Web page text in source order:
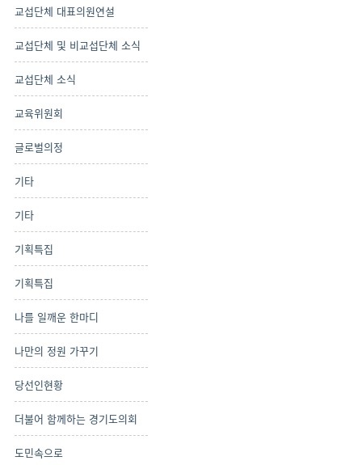
교섭단체 대표의원연설
교섭단체 및 비교섭단체 소식
교섭단체 소식
교육위원회
글로벌의정
기타
기타
기획특집
기획특집
나를 일깨운 한마디
나만의 정원 가꾸기
당선인현황
더불어 함께하는 경기도의회
도민속으로